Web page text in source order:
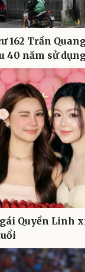
162 Trần
40 năm sử
gái Quyền Linh